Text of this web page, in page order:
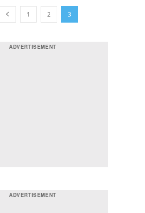
1 2 3